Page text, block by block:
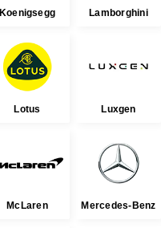
Koenigsegg Lamborghini
Lotus Luxgen
McLaren Mercedes-Benz